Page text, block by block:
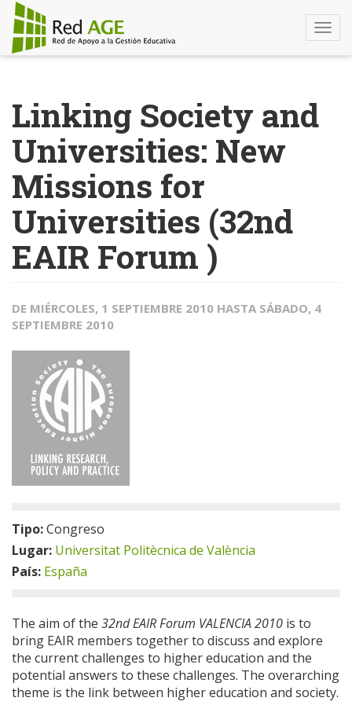
contenido
principal
Linking Society and
Universities: New
Missions for
Universities (32nd
EAIR Forum )
DE MIÉRCOLES, 1 SEPTIEMBRE 2010 HASTA SÁBADO, 4
SEPTIEMBRE 2010
Tipo:Congreso
Lugar: Universitat Politècnica de València
País: España
The aim of the 32nd EAIR Forum VALENCIA 2010 is to
bring EAIR members together to discuss and explore
the current challenges to higher education and the
potential answers to these challenges. The overarching
theme is the link between higher education and society.